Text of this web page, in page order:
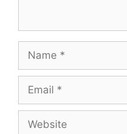
Name
Email
Website